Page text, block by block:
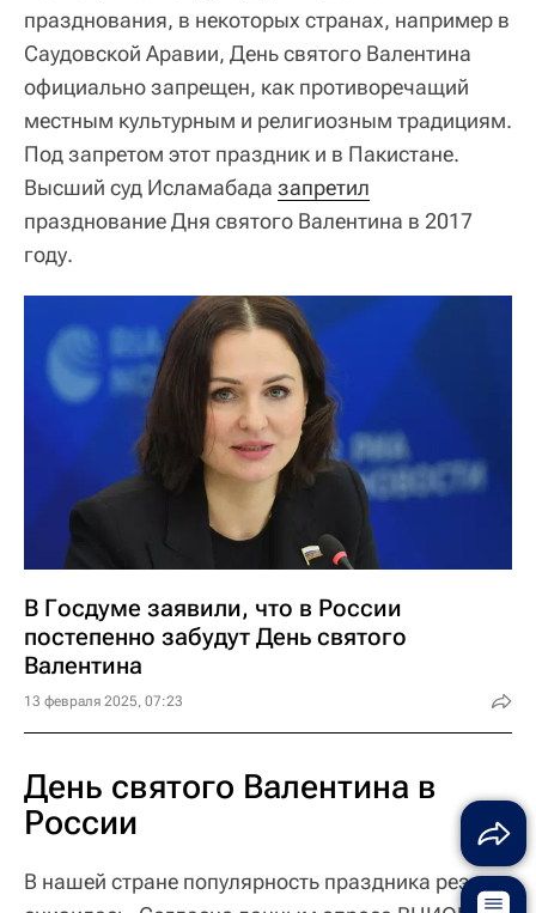
празднования, в некоторых странах, например в
Саудовской Аравии, День святого Валентина
официально запрещен, как противоречащий
местным культурным и религиозным традициям.
Под запретом этот праздник и в Пакистане.
Высший суд Исламабада запретил
празднование Дня святого Валентина в 2017
году.
В Госдуме заявили, что в России
постепенно забудут День святого
Валентина
13 февраля 2025, 07:23
День святого Валентина в
России
В нашей стране популярность праздника резко